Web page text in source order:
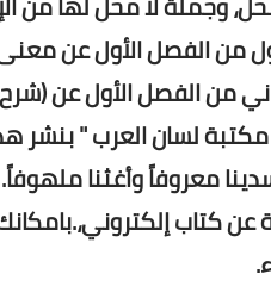
من الفصل الأول عن
من الفصل الأول عن (شرح
لسان العرب " بنشر
معروفاً وأغثنا ملهوفاً.
عن كتاب